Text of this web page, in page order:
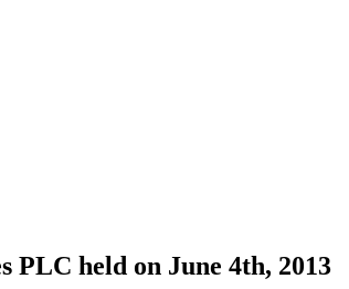
PLC held on June 4th, 2013